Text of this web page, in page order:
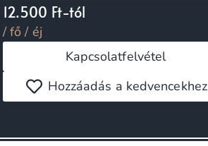
12.500 Ft-tól
/ fő / éj
Kapcsolatfelvétel
Hozzáadás a kedvencekhez